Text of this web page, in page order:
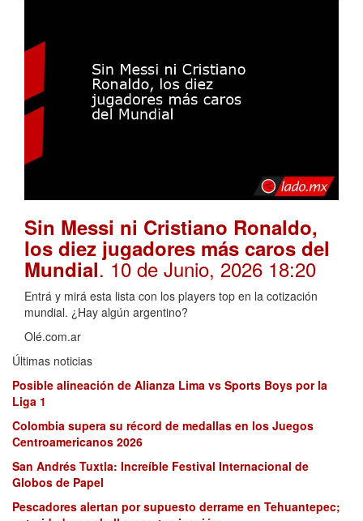
Sin Messi ni Cristiano Ronaldo,
los diez jugadores más caros del
Mundial. 10 de Junio, 2026 18:20
Entrá y mirá esta lista con los players top en la cotización
mundial. ¿Hay algún argentino?
Olé.com.ar
Últimas noticias
Posible alineación de Alianza Lima vs Sports Boys por la
Liga 1
Colombia supera su récord de medallas en los Juegos
Centroamericanos 2026
San Andrés Tuxtla: Increíble Festival Internacional de
Globos de Papel
Pescadores alertan por supuesto derrame en Tehuantepec;